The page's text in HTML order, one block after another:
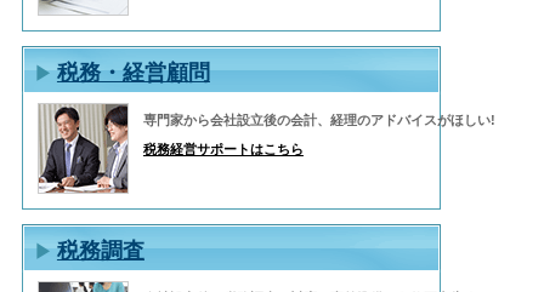
税務・経営顧問
専門家から会社設立後の会計、経理のアドバイスがほしい!
税務経営サポートはこちら
税務調査